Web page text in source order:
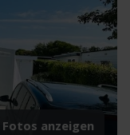
Fotos anzeigen